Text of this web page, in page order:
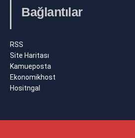
Bağlantılar
RSS
Site Haritası
Kamueposta
Ekonomikhost
Hositngal